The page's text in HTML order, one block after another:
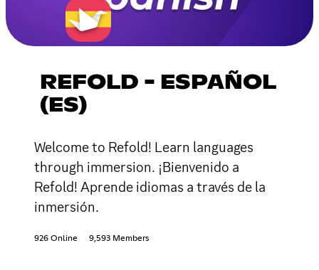
REFOLD - ESPAÑOL
(ES)
Welcome to Refold! Learn languages
through immersion. ¡Bienvenido a
Refold! Aprende idiomas a través de la
inmersión.
926 Online 9,593 Members